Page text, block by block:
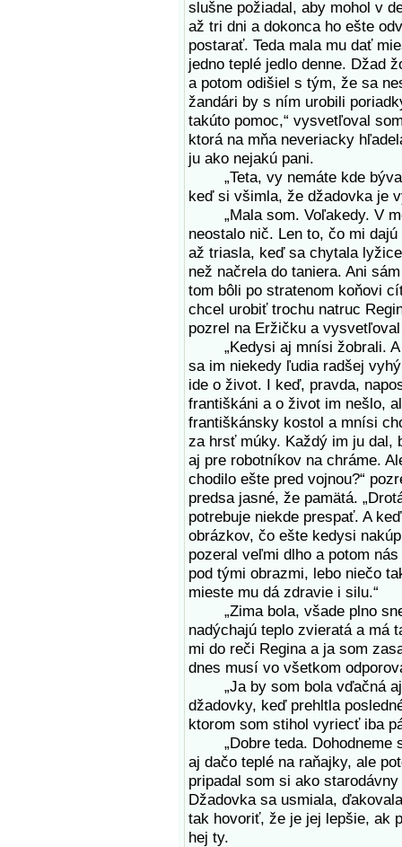
slušne požiadal, aby mohol v
až tri dni a dokonca ho ešte
postarať. Teda mala mu dať
jedno teplé jedlo denne. Džad
a potom odišiel s tým, že sa
žandári by s ním urobili
takúto pomoc,“ vysvetľoval
ktorá na mňa neveriacky
ju ako nejakú pani.
„Teta, vy nemáte kde
keď si všimla, že džadovka je
„Mala som. Voľakedy. V
neostalo nič. Len to, čo mi
až triasla, keď sa chytala
než načrela do taniera. Ani
tom bôli po stratenom koňovi
chcel urobiť trochu natruc
pozrel na Eržičku a
„Kedysi aj mnísi žobrali. A
sa im niekedy ľudia radšej
ide o život. I keď, pravda,
františkáni a o život im nešlo,
františkánsky kostol a mnísi
za hrsť múky. Každý im ju dal,
aj pre robotníkov na chráme.
chodilo ešte pred vojnou?“
predsa jasné, že pamätá.
potrebuje niekde prespať. A
obrázkov, čo ešte kedysi
pozeral veľmi dlho a potom
pod tými obrazmi, lebo niečo
mieste mu dá zdravie i silu.“
„Zima bola, všade plno
nadýchajú teplo zvieratá a má
mi do reči Regina a ja som
dnes musí vo všetkom
„Ja by som bola vďačná aj
džadovky, keď prehltla
ktorom som stihol vyriecť iba
„Dobre teda. Dohodneme
aj dačo teplé na raňajky, ale
pripadal som si ako
Džadovka sa usmiala,
tak hovoriť, že je jej lepšie, ak
hej ty.